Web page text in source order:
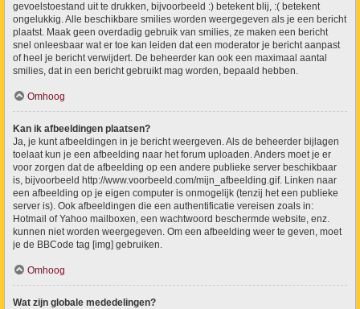
gevoelstoestand uit te drukken, bijvoorbeeld :) betekent blij, :( betekent
ongelukkig. Alle beschikbare smilies worden weergegeven als je een bericht
plaatst. Maak geen overdadig gebruik van smilies, ze maken een bericht
snel onleesbaar wat er toe kan leiden dat een moderator je bericht aanpast
of heel je bericht verwijdert. De beheerder kan ook een maximaal aantal
smilies, dat in een bericht gebruikt mag worden, bepaald hebben.
Omhoog
Kan ik afbeeldingen plaatsen?
Ja, je kunt afbeeldingen in je bericht weergeven. Als de beheerder bijlagen
toelaat kun je een afbeelding naar het forum uploaden. Anders moet je er
voor zorgen dat de afbeelding op een andere publieke server beschikbaar
is, bijvoorbeeld http://www.voorbeeld.com/mijn_afbeelding.gif. Linken naar
een afbeelding op je eigen computer is onmogelijk (tenzij het een publieke
server is). Ook afbeeldingen die een authentificatie vereisen zoals in:
Hotmail of Yahoo mailboxen, een wachtwoord beschermde website, enz.
kunnen niet worden weergegeven. Om een afbeelding weer te geven, moet
je de BBCode tag [img] gebruiken.
Omhoog
Wat zijn globale mededelingen?